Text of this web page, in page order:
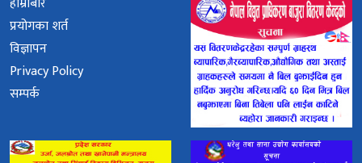
प्रयोगका शर्त
विज्ञापन
Privacy Policy
सम्पर्क